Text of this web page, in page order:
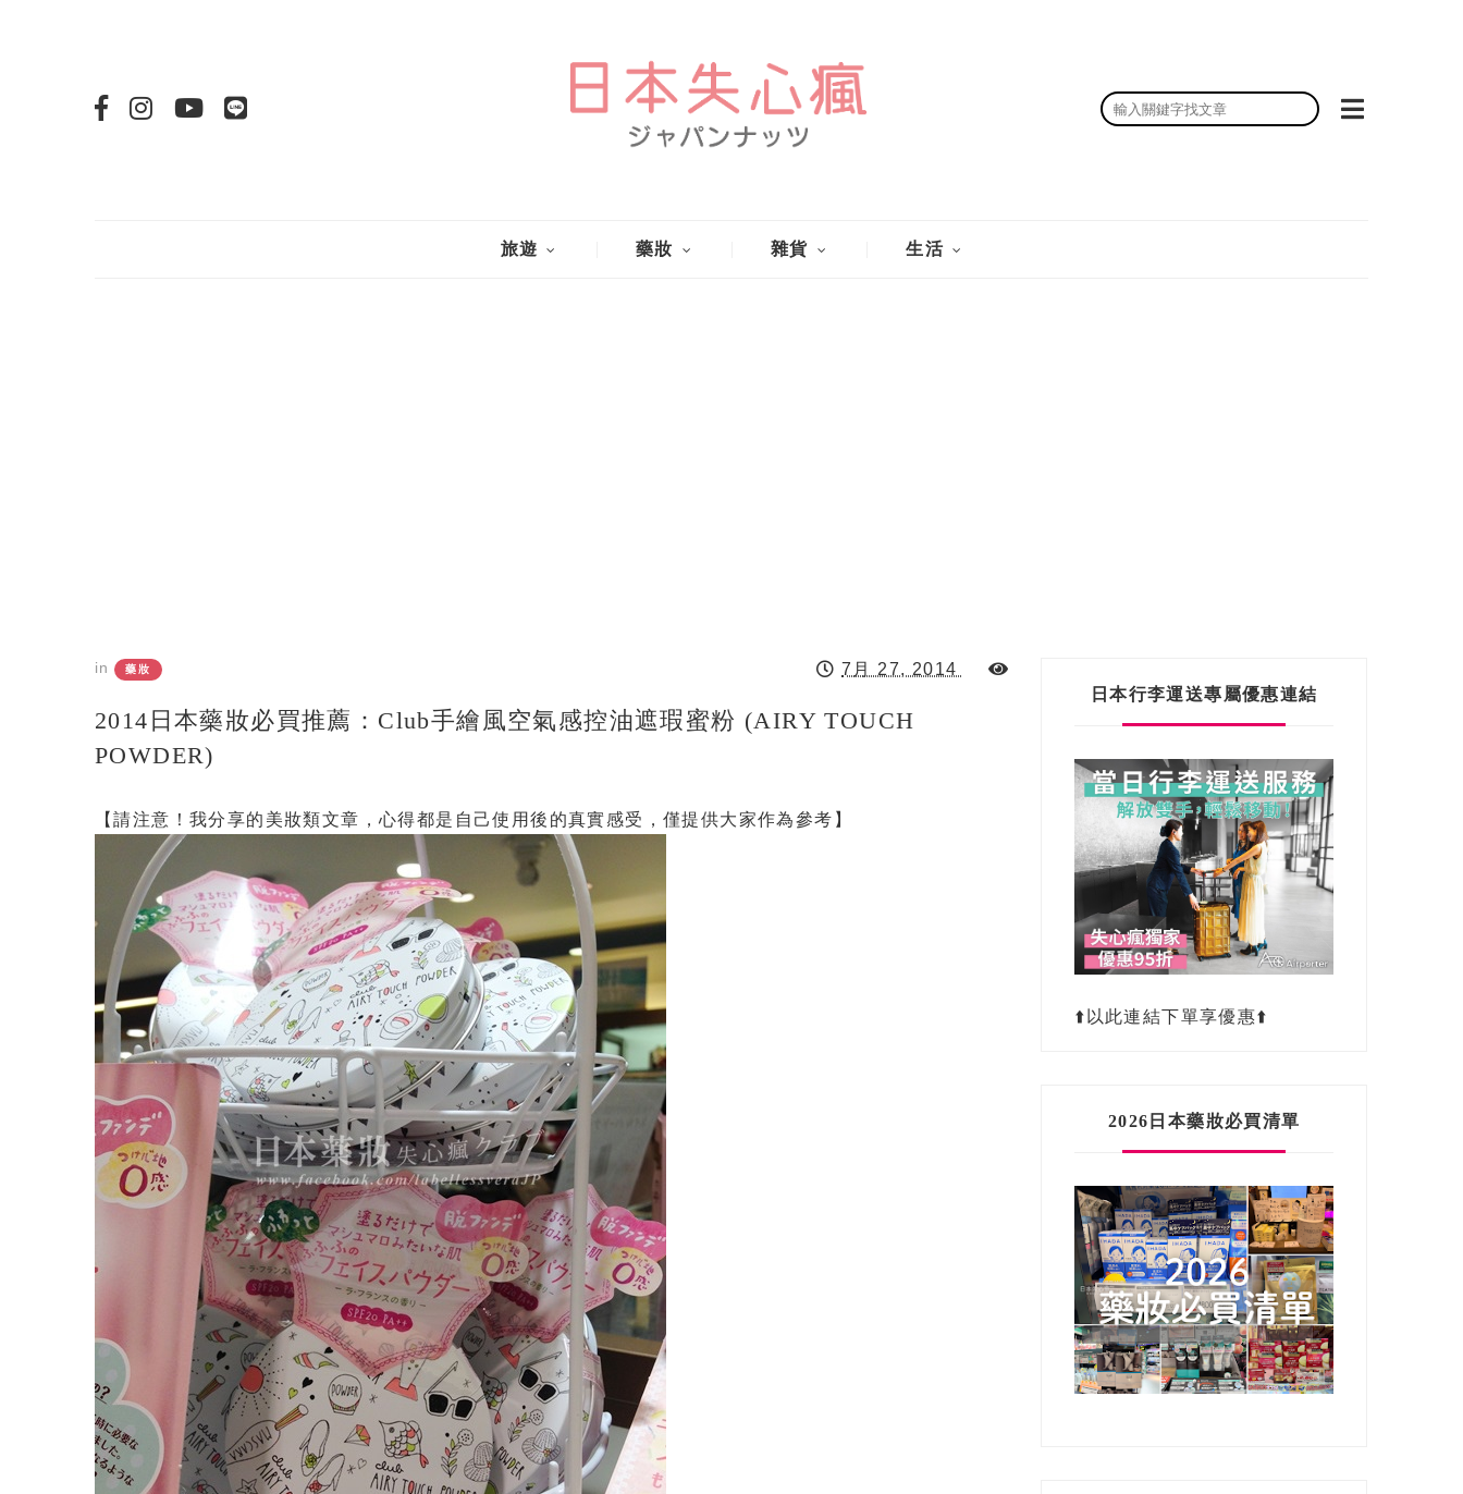
旅遊 藥妝 雜貨 生活
in 藥妝 7月 27, 2014
2014日本藥妝必買推薦：club手繪風空氣感控油遮瑕蜜粉 (AIRY TOUCH
POWDER)
【請注意！我分享的美妝類文章，心得都是自己使用後的真實感受，僅提供大家作為參考】
日本行李運送專屬優惠連結
⬆️以此連結下單享優惠⬆️
2026日本藥妝必買清單